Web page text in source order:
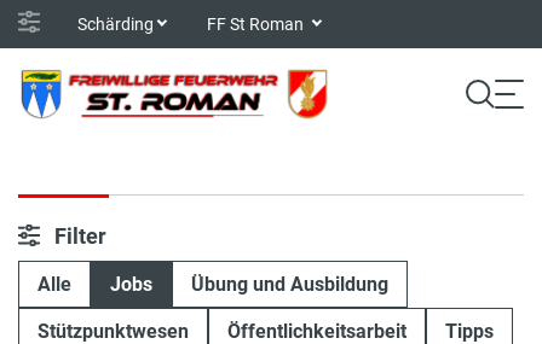
Schärding FF St Roman
Filter
Alle Jobs Übung und Ausbildung
Stützpunktwesen Öffentlichkeitsarbeit Tipps